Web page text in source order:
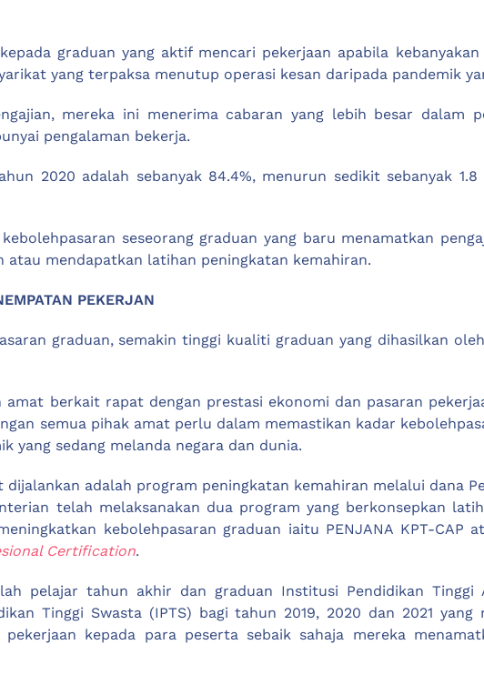
graduan yang aktif mencari pekerjaan apabila
yang terpaksa menutup operasi kesan daripada pandemik
mereka ini menerima cabaran yang lebih besar dalam
pengalaman bekerja.
2020 adalah sebanyak 84.4%, menurun sedikit sebanyak
seseorang graduan yang baru menamatkan
mendapatkan latihan peningkatan kemahiran.
PEKERJAN
graduan, semakin tinggi kualiti graduan yang dihasilkan
amat berkait rapat dengan prestasi ekonomi dan pasaran
semua pihak amat perlu dalam memastikan kadar
yang sedang melanda negara dan dunia.
adalah program peningkatan kemahiran melalui dana
telah melaksanakan dua program yang berkonsepkan
kebolehpasaran graduan iaitu PENJANA KPT-CAP
Certification.
pelajar tahun akhir dan graduan Institusi Pendidikan Tinggi
Tinggi Swasta (IPTS) bagi tahun 2019, 2020 dan 2021 yang
kepada para peserta sebaik sahaja mereka